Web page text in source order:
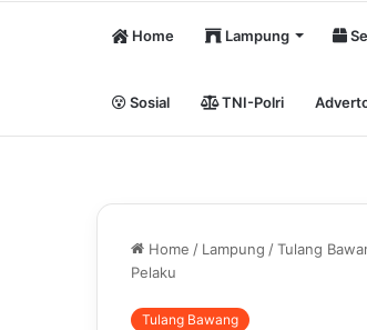
Home Lampung
Sosial TNI-Polri
Home / Lampung /Tulang
Pelaku
Tulang Bawang